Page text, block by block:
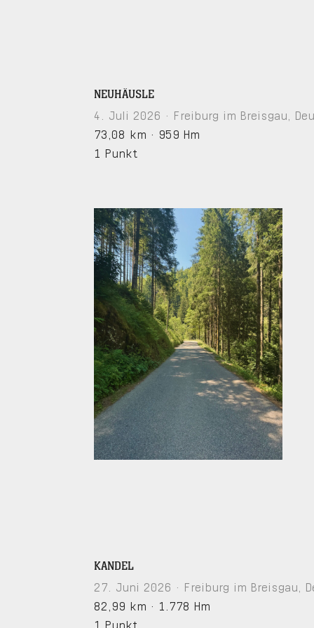
NEUHÄUSLE
4. Juli 2026 · Freiburg im Breisgau,
73,08 km · 959 Hm
1 Punkt
KANDEL
27. Juni 2026 · Freiburg im Breisgau,
82,99 km · 1.778 Hm
1 Punkt